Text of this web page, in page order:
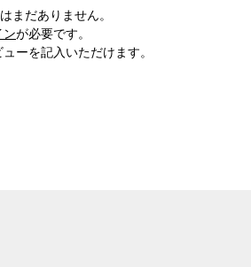
まだありません。
ンが必要です。
ーを記入いただけます。